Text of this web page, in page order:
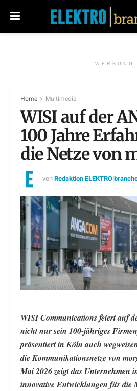
WERBUNG
Home Multimedia
WISI auf der
100 Jahre
die Netze von
vonRedaktion
WISI Communications feiert auf
nicht nur sein 100-jähriges
präsentiert in Köln auch
die Kommunikationsnetze von
Mai 2026 zeigt das Unternehmen
innovative Entwicklungen für die